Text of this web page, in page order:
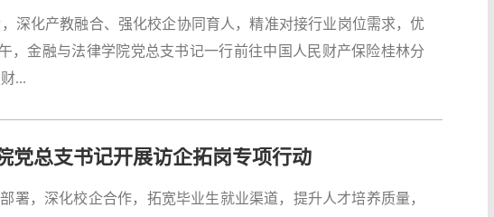
深化产教融合、强化校企协同育人，精准对接行业岗位需求，优
，金融与法律学院党总支书记一行前往中国人民财产保险桂林分
...
党总支书记开展访企拓岗专项行动
署，深化校企合作，拓宽毕业生就业渠道，提升人才培养质量，